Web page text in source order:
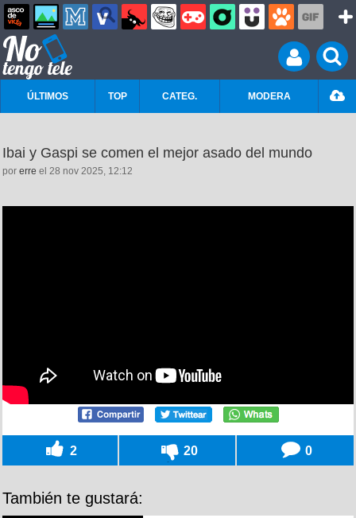
ÚLTIMOS TOP CATEG. MODERA
Ibai y Gaspi se comen el mejor asado del mundo
por erre el 28 nov 2025, 12:12
2 20 0
También te gustará: